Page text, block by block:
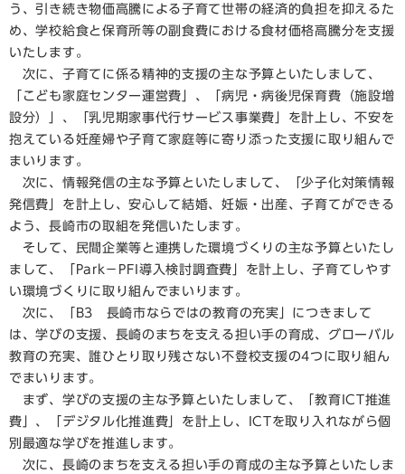
う、引き続き物価高騰による子育て世帯の経済的負担を抑えるた
め、学校給食と保育所等の副食費における食材価格高騰分を支援
いたします。
次に、子育てに係る精神的支援の主な予算といたしまして、
「こども家庭センター運営費」、「病児・病後児保育費（施設増
設分）」、「乳児期家事代行サービス事業費」を計上し、不安を
抱えている妊産婦や子育て家庭等に寄り添った支援に取り組んで
まいります。
次に、情報発信の主な予算といたしまして、「少子化対策情報
発信費」を計上し、安心して結婚、妊娠・出産、子育てができる
よう、長崎市の取組を発信いたします。
そして、民間企業等と連携した環境づくりの主な予算といたし
まして、「Park－PFI導入検討調査費」を計上し、子育てしやす
い環境づくりに取り組んでまいります。
次に、「B3 長崎市ならではの教育の充実」につきまして
は、学びの支援、長崎のまちを支える担い手の育成、グローバル
教育の充実、誰ひとり取り残さない不登校支援の4つに取り組ん
でまいります。
まず、学びの支援の主な予算といたしまして、「教育ICT推進
費」、「デジタル化推進費」を計上し、ICTを取り入れながら個
別最適な学びを推進します。
次に、長崎のまちを支える担い手の育成の主な予算といたしま